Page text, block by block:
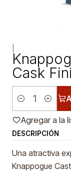
Cask
Cantidad
Agregar a la
DESCRIPCIÓN
Una atractiva
Knappogue